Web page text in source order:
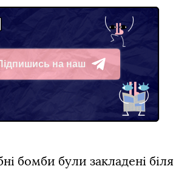
на наш
Telegram
бомби були закладені біля